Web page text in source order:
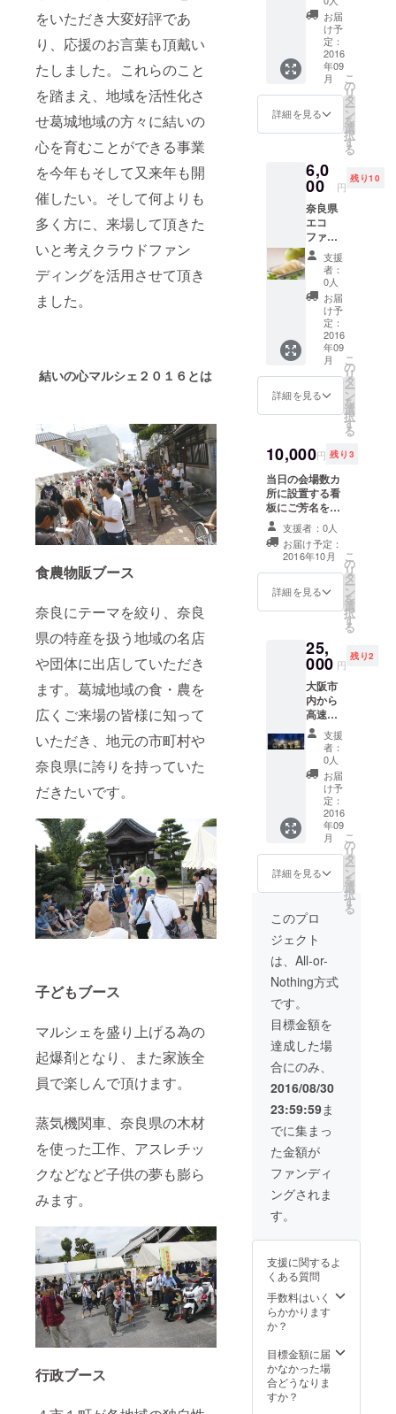
をいただき大変好評であ
り、応援のお言葉も頂戴い
たしました。これらのこと
を踏まえ、地域を活性化さ
せ葛城地域の方々に結いの
心を育むことができる事業
を今年もそして又来年も開
催したい。そして何よりも
多く方に、来場して頂きた
いと考えクラウドファン
ディングを活用させて頂き
ました。
結いの心マルシェ２０１６とは
食農物販ブース
奈良にテーマを絞り、奈良
県の特産を扱う地域の名店
や団体に出店していただき
ます。葛城地域の食・農を
広くご来場の皆様に知って
いただき、地元の市町村や
奈良県に誇りを持っていた
だきたいです。
子どもブース
マルシェを盛り上げる為の
起爆剤となり、また家族全
員で楽しんで頂けます。
蒸気機関車、奈良県の木材
を使った工作、アスレチッ
クなどなど子供の夢も膨ら
みます。
行政ブース
伝統の
味を皆
さまに
お届け
しま
す。橋
本商店
は、下
関の小
さな漁
生まれ
た、練
り物・
天ぷら
屋でご
ざいま
す。今
回の結
いの心
マル
シェに
も出店
して頂
きま
す。そ
んなは
しもと
トをお
届け致
しま
す。
お届
け予
定：
2016
年09
月
詳細を見る
こ
の
リ
タ
ー
ン
を
選
択
す
る
6,0
00 円
残り10
奈良県
エコ
ファー
マーの
認定 奈
良・吉
野大阿
太高原
の百華
園の二
十世紀
梨 大
阿太高
原梨の
特長で
ある、
高いと
いう他
の産地
に負け
ない強
りま
す。生
産量も
少な
く、宣
れてこ
なかっ
た為に
人から
人へと
秘かに
販売さ
れて
いった
ので
す。一
度大阿
太高原
の廿世
紀梨を
食され
た通の
れるこ
来なく
なるそ
うで
す。
支援
者：
0人
お届
け予
定：
2016
年09
月
詳細を見る
こ
の
リ
タ
ー
ン
を
選
択
す
る
10,000円 残り3
当日の会場数カ
所に設置する看
板にご芳名を掲
載させて頂きま
す。支援者：0人
お届け予定：
2016年10月
詳細を見る
こ
の
リ
タ
ー
ン
を
選
択
す
る
25,
000 円
残り2
大阪市
内から
高速を
使って
わずか
30分。
大自然
に囲ま
れた悠
久の歴
史溢れ
る葛城
道の散
策をし
ながら
少し寄
り道が
でき
る。
ゆった
りした
時間の
ンに夢
を馳
せ、役
小角や
古代
神々に
思いを
巡らせ
る葛城
の森宿
泊ペア
チケッ
ト
支援
者：
0人
お届
け予
定：
2016
年09
月
詳細を見る
こ
の
リ
タ
ー
ン
を
選
択
す
る
このプロ
ジェクト
は、All-or-
Nothing方式
です。
目標金額を
達成した場
合にのみ、
2016/08/30
23:59:59ま
でに集まっ
た金額が
ファンディ
ングされま
す。
支援に関するよ
くある質問
手数料はいく
らかかります
か？
目標金額に届
かなかった場
合どうなりま
すか？